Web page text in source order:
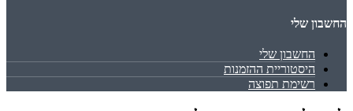
החשבון שלי
החשבון שלי
היסטוריית ההזמנות
רשימת תפוצה